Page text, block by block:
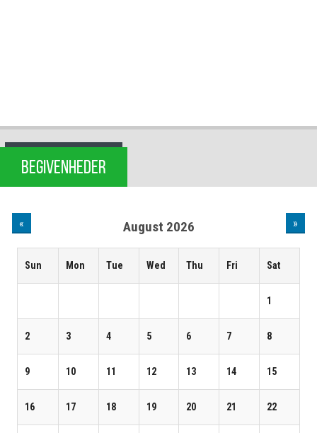
BEGIVENHEDER
« August 2026 »
Sun Mon Tue Wed Thu Fri Sat
1
2 3 4 5 6 7 8
9 10 11 12 13 14 15
16 17 18 19 20 21 22